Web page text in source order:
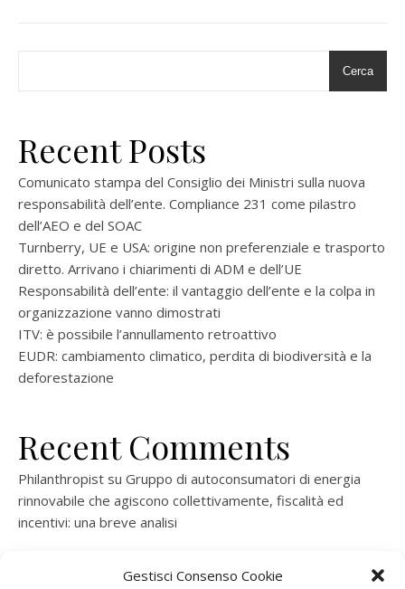
Gestisci Consenso Cookie
Cerca
Recent Posts
Comunicato stampa del Consiglio dei Ministri sulla nuova
responsabilità dell’ente. Compliance 231 come pilastro
dell’AEO e del SOAC
Turnberry, UE e USA: origine non preferenziale e trasporto
diretto. Arrivano i chiarimenti di ADM e dell’UE
Responsabilità dell’ente: il vantaggio dell’ente e la colpa in
organizzazione vanno dimostrati
ITV: è possibile l’annullamento retroattivo
EUDR: cambiamento climatico, perdita di biodiversità e la
deforestazione
Recent Comments
Philanthropist su Gruppo di autoconsumatori di energia
rinnovabile che agiscono collettivamente, fiscalità ed
incentivi: una breve analisi
rinnovabile che agiscono collettivamente, fiscalità ed